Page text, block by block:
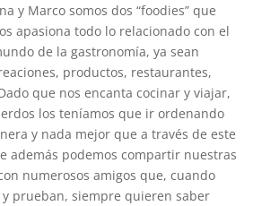
y Marco somos dos “foodies” que
apasiona todo lo relacionado con el
de la gastronomía, ya sean
productos, restaurantes,
que nos encanta cocinar y viajar,
los teníamos que ir ordenando
y nada mejor que a través de este
además podemos compartir nuestras
numerosos amigos que, cuando
y prueban, siempre quieren saber